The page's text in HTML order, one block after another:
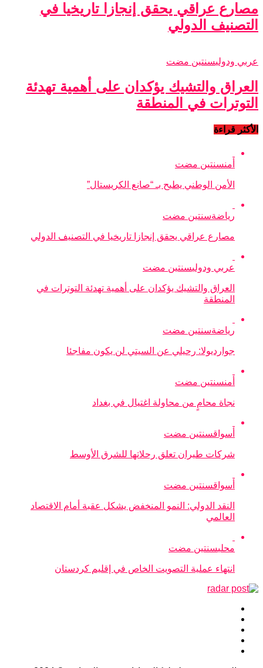
مصارع عراقي يحقق إنجازا تاريخيا في
التصنيف الدولي
عربي ودوليسنتين مضت
العراق والتشيك يؤكدان على أهمية تهدئة
التوترات في المنطقة
الأكثر قراءة
أمنسنتين مضت
الأمن الوطني يطيح بـ “صانع الكريستال”
رياضةسنتين مضت
مصارع عراقي يحقق إنجازا تاريخيا في التصنيف الدولي
عربي ودوليسنتين مضت
العراق والتشيك يؤكدان على أهمية تهدئة التوترات في
المنطقة
رياضةسنتين مضت
جوارديولا: رحيلي عن السيتي لن يكون مفاجئا
أمنسنتين مضت
نجاة محامٍ من محاولة اغتيال في بغداد
أسواقسنتين مضت
شركات طيران تعلق رحلاتها للشرق الأوسط
أسواقسنتين مضت
النقد الدولي: النمو المنخفض يشكل عقبة أمام الاقتصاد
العالمي
محليسنتين مضت
انتهاء عملية التصويت الخاص في إقليم كردستان